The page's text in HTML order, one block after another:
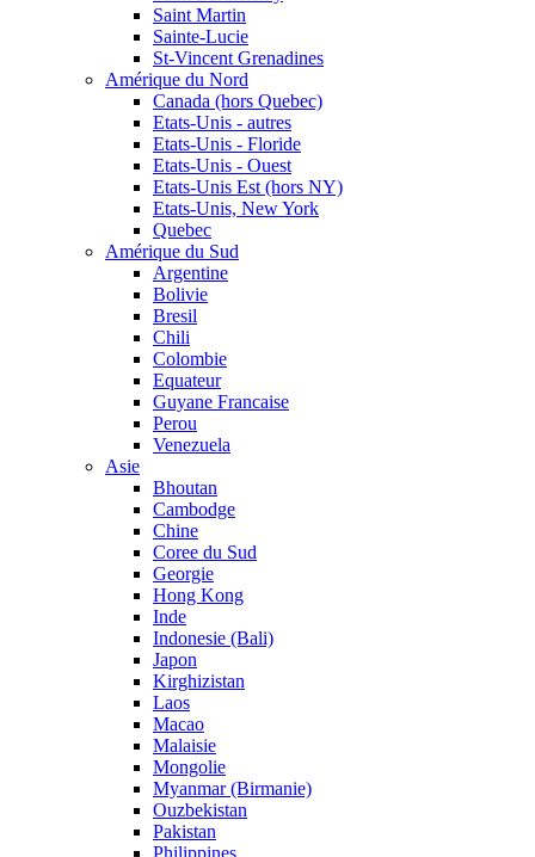
Saint Martin
Sainte-Lucie
St-Vincent Grenadines
Amérique du Nord
Canada (hors Quebec)
Etats-Unis - autres
Etats-Unis - Floride
Etats-Unis - Ouest
Etats-Unis Est (hors NY)
Etats-Unis, New York
Quebec
Amérique du Sud
Argentine
Bolivie
Bresil
Chili
Colombie
Equateur
Guyane Francaise
Perou
Venezuela
Asie
Bhoutan
Cambodge
Chine
Coree du Sud
Georgie
Hong Kong
Inde
Indonesie (Bali)
Japon
Kirghizistan
Laos
Macao
Malaisie
Mongolie
Myanmar (Birmanie)
Ouzbekistan
Pakistan
Philippines